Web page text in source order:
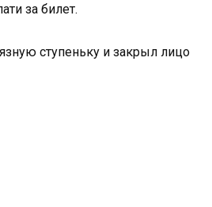
за билет.
ступеньку и закрыл лицо